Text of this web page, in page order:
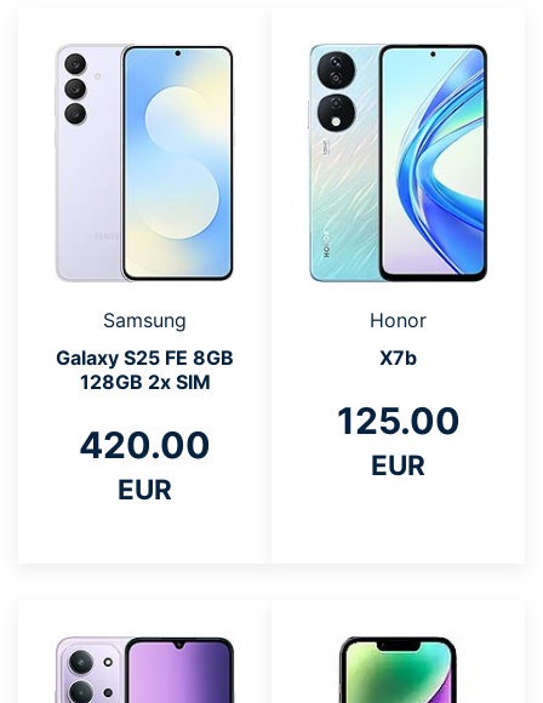
Samsung
Galaxy S25 FE 8GB
128GB 2x SIM
420.00
EUR
Honor
X7b
125.00
EUR